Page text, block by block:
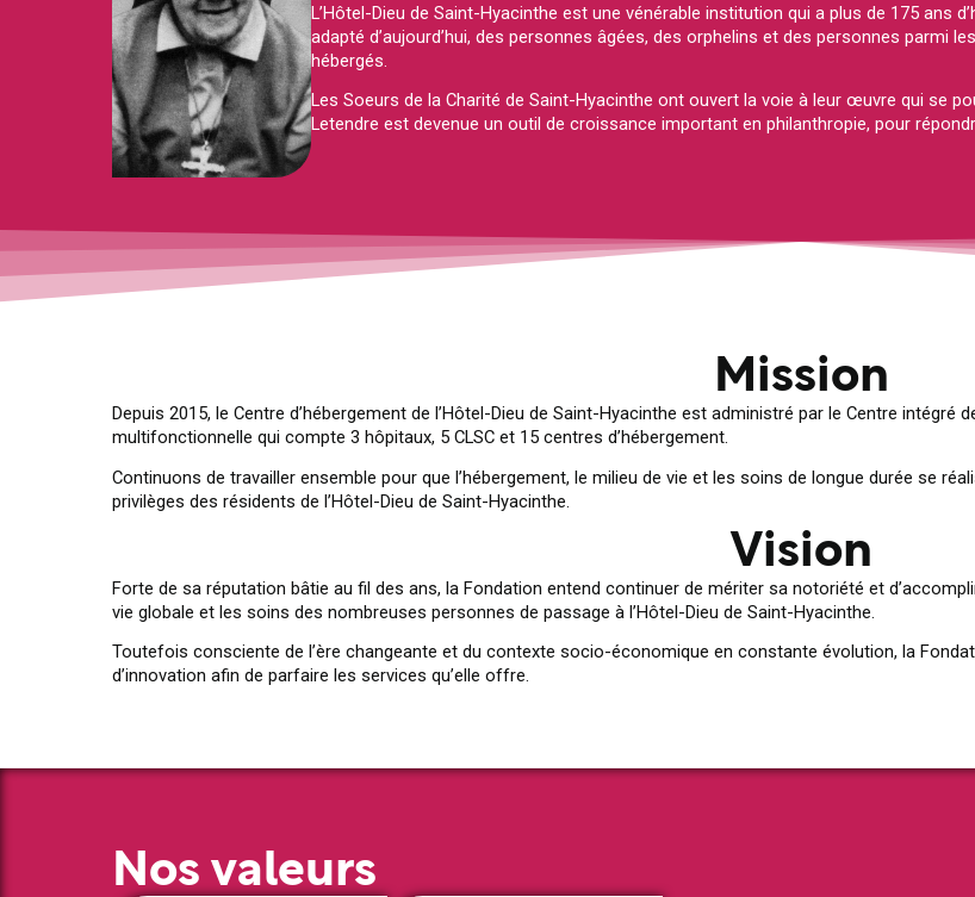
L’Hôtel-Dieu de Saint-Hyacinthe est une vénérable institution qui a plus de 175 ans
adapté d’aujourd’hui, des personnes âgées, des orphelins et des personnes parmi
hébergés.
Les Soeurs de la Charité de Saint-Hyacinthe ont ouvert la voie à leur œuvre qui se
Letendre est devenue un outil de croissance important en philanthropie, pour
Mission
Depuis 2015, le Centre d’hébergement de l’Hôtel-Dieu de Saint-Hyacinthe est administré par le Centre
multifonctionnelle qui compte 3 hôpitaux, 5 CLSC et 15 centres d’hébergement.
Continuons de travailler ensemble pour que l’hébergement, le milieu de vie et les soins de longue durée se
privilèges des résidents de l’Hôtel-Dieu de Saint-Hyacinthe.
Vision
Forte de sa réputation bâtie au fil des ans, la Fondation entend continuer de mériter sa notoriété et
vie globale et les soins des nombreuses personnes de passage à l’Hôtel-Dieu de Saint-Hyacinthe.
Toutefois consciente de l’ère changeante et du contexte socio-économique en constante évolution, la
d’innovation afin de parfaire les services qu’elle offre.
Nos valeurs